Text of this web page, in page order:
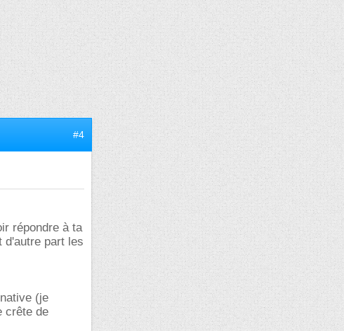
#4
répondre à ta
d'autre part les
(je
crête de